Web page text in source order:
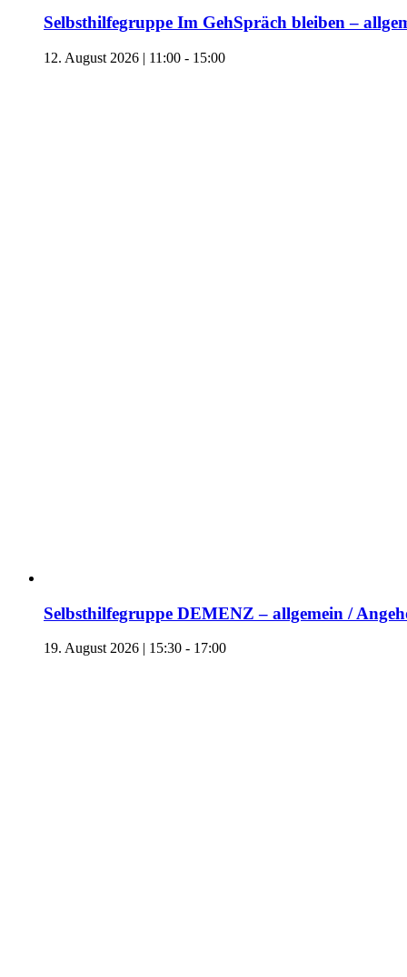
Selbsthilfegruppe Im GehSpräch bleiben –
12. August 2026 | 11:00 - 15:00
Selbsthilfegruppe DEMENZ – allgemein /
19. August 2026 | 15:30 - 17:00